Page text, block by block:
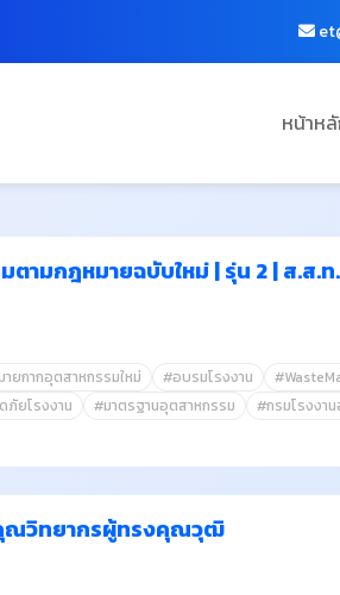
หน้าห
ามกฎหมายฉบับใหม่ | รุ่น 2 | ส.ส.ท.
ยกากอุตสาหกรรมใหม่ #อบรมโรงงาน
ยโรงงาน #มาตรฐานอุตสาหกรรม #กรมโรงงา
ณวิทยากรผู้ทรงคุณวุฒิ